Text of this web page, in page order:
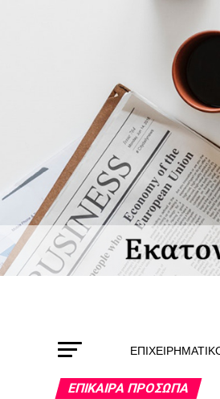
ΕΠΊΚΑΙΡΑ ΠΡΌΣΩΠΑ